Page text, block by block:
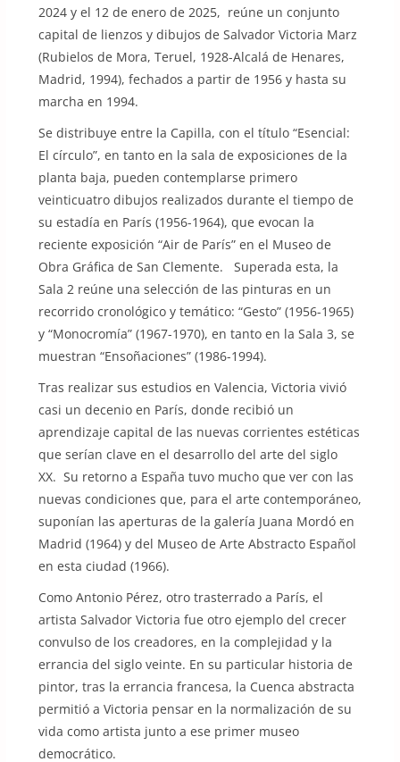
2024 y el 12 de enero de 2025, reúne un conjunto
capital de lienzos y dibujos de Salvador Victoria Marz
(Rubielos de Mora, Teruel, 1928-Alcalá de Henares,
Madrid, 1994), fechados a partir de 1956 y hasta su
marcha en 1994.
Se distribuye entre la Capilla, con el título “Esencial:
El círculo”, en tanto en la sala de exposiciones de la
planta baja, pueden contemplarse primero
veinticuatro dibujos realizados durante el tiempo de
su estadía en París (1956-1964), que evocan la
reciente exposición “Air de París” en el Museo de
Obra Gráfica de San Clemente. Superada esta, la
Sala 2 reúne una selección de las pinturas en un
recorrido cronológico y temático: “Gesto” (1956-1965)
y “Monocromía” (1967-1970), en tanto en la Sala 3, se
muestran “Ensoñaciones” (1986-1994).
Tras realizar sus estudios en Valencia, Victoria vivió
casi un decenio en París, donde recibió un
aprendizaje capital de las nuevas corrientes estéticas
que serían clave en el desarrollo del arte del siglo
XX. Su retorno a España tuvo mucho que ver con las
nuevas condiciones que, para el arte contemporáneo,
suponían las aperturas de la galería Juana Mordó en
Madrid (1964) y del Museo de Arte Abstracto Español
en esta ciudad (1966).
Como Antonio Pérez, otro trasterrado a París, el
artista Salvador Victoria fue otro ejemplo del crecer
convulso de los creadores, en la complejidad y la
errancia del siglo veinte. En su particular historia de
pintor, tras la errancia francesa, la Cuenca abstracta
permitió a Victoria pensar en la normalización de su
vida como artista junto a ese primer museo
democrático.